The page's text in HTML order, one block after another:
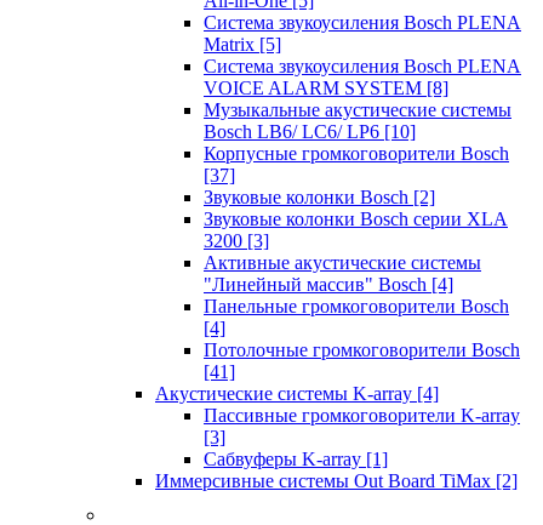
Система звукоусиления Bosch PLENA
Matrix [5]
Система звукоусиления Bosch PLENA
VOICE ALARM SYSTEM [8]
Музыкальные акустические системы
Bosch LB6/ LC6/ LP6 [10]
Корпусные громкоговорители Bosch
[37]
Звуковые колонки Bosch [2]
Звуковые колонки Bosch серии XLA
3200 [3]
Активные акустические системы
"Линейный массив" Bosch [4]
Панельные громкоговорители Bosch
[4]
Потолочные громкоговорители Bosch
[41]
Акустические системы K-array [4]
Пассивные громкоговорители K-array
[3]
Сабвуферы K-array [1]
Иммерсивные системы Out Board TiMax [2]